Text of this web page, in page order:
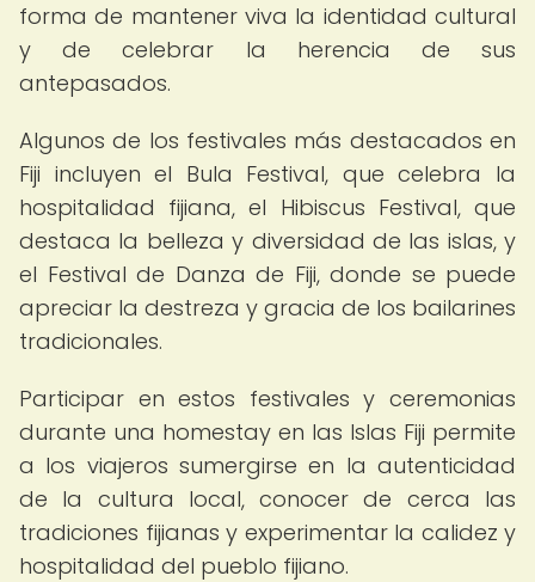
forma de mantener viva la identidad cultural
y de celebrar la herencia de sus
antepasados.
Algunos de los festivales más destacados en
Fiji incluyen el Bula Festival, que celebra la
hospitalidad fijiana, el Hibiscus Festival, que
destaca la belleza y diversidad de las islas, y
el Festival de Danza de Fiji, donde se puede
apreciar la destreza y gracia de los bailarines
tradicionales.
Participar en estos festivales y ceremonias
durante una homestay en las Islas Fiji permite
a los viajeros sumergirse en la autenticidad
de la cultura local, conocer de cerca las
tradiciones fijianas y experimentar la calidez y
hospitalidad del pueblo fijiano.